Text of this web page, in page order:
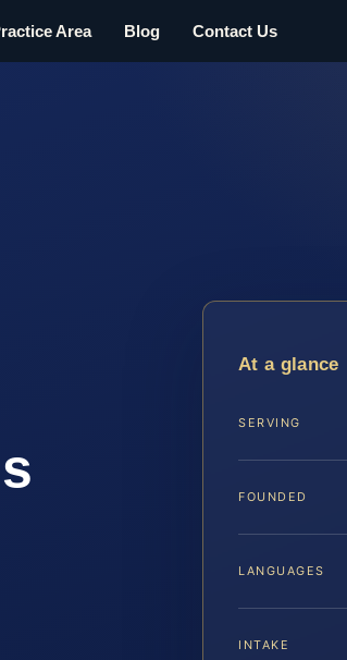
Area Blog Contact Us
At a glance
SERVING
FOUNDED
LANGUAGES
INTAKE